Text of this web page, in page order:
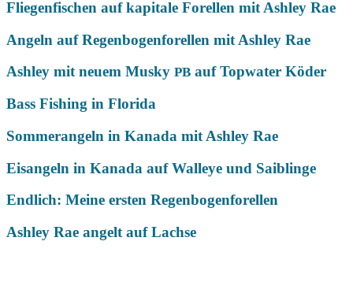
Fliegenfischen auf kapitale Forellen mit Ashley Rae
Angeln auf Regenbogenforellen mit Ashley Rae
Ashley mit neuem Musky PB auf Topwater Köder
Bass Fishing in Florida
Sommerangeln in Kanada mit Ashley Rae
Eisangeln in Kanada auf Walleye und Saiblinge
Endlich: Meine ersten Regenbogenforellen
Ashley Rae angelt auf Lachse